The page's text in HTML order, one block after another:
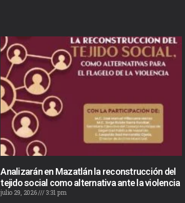
Analizarán en Mazatlán la reconstrucción del
tejido social como alternativa ante la violencia
julio 29, 2026
3:31 pm